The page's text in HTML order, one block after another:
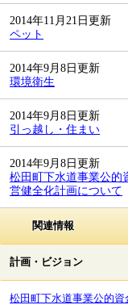
2014年11月21日更新
ペット
2014年9月8日更新
環境衛生
2014年9月8日更新
引っ越し・住まい
2014年9月8日更新
松田町下水道事業公的
営健全化計画について
関連情報
計画・ビジョン
松田町下水道事業公的